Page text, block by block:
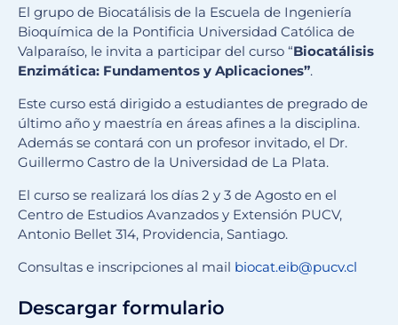
El grupo de Biocatálisis de la Escuela de Ingeniería
Bioquímica de la Pontificia Universidad Católica de
Valparaíso, le invita a participar del curso “Biocatálisis
Enzimática: Fundamentos y Aplicaciones”.
Este curso está dirigido a estudiantes de pregrado de
último año y maestría en áreas afines a la disciplina.
Además se contará con un profesor invitado, el Dr.
Guillermo Castro de la Universidad de La Plata.
El curso se realizará los días 2 y 3 de Agosto en el
Centro de Estudios Avanzados y Extensión PUCV,
Antonio Bellet 314, Providencia, Santiago.
Consultas e inscripciones al mail biocat.eib@pucv.cl
Descargar formulario